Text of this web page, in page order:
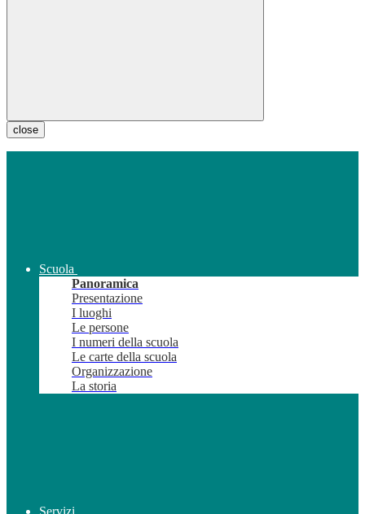
close
Scuola
Panoramica
Presentazione
I luoghi
Le persone
I numeri della scuola
Le carte della scuola
Organizzazione
La storia